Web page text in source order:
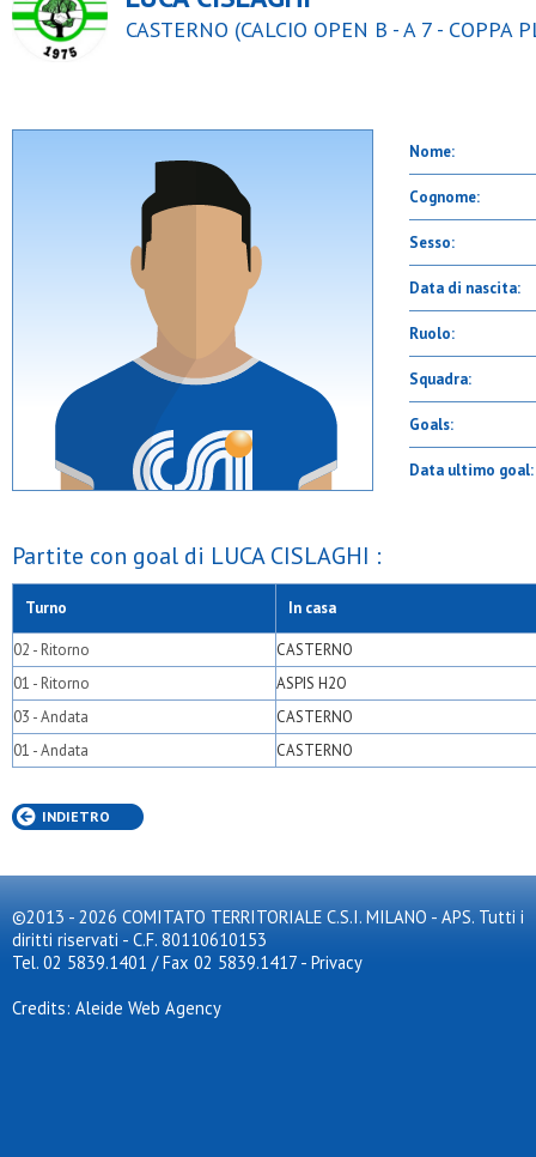
CASTERNO (CALCIO OPEN B - A 7 - COPPA
Nome:
Cognome:
Sesso:
Data di nascita:
Ruolo:
Squadra:
Goals:
Data ultimo goal:
Partite con goal di LUCA CISLAGHI :
Turno In casa
02 - Ritorno
CASTERNO
01 - Ritorno
ASPIS H2O
03 - Andata
CASTERNO
01 - Andata
CASTERNO
INDIETRO
©2013 - 2026 COMITATO TERRITORIALE C.S.I. MILANO - APS. Tutti i
diritti riservati - C.F. 80110610153
Tel. 02 5839.1401 / Fax 02 5839.1417 - Privacy
Credits: Aleide Web Agency